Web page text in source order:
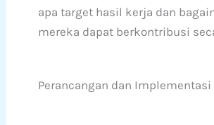
apa target hasil kerja dan
mereka dapat berkontribusi
Perancangan dan Implementasi